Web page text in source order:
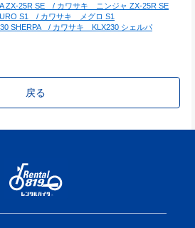
ZX-25R SE　/ カワサキ　ニンジャ ZX-25R SE
S1　/ カワサキ　メグロ S1
SHERPA　/ カワサキ　KLX230 シェルパ
戻る